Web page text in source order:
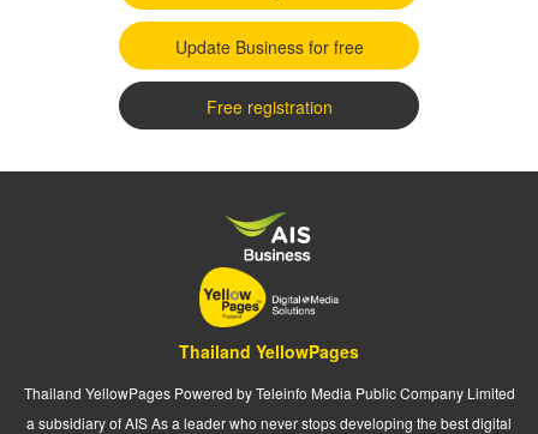
Update Business for free
Free registration
Thailand YellowPages
Thailand YellowPages Powered by Teleinfo Media Public Company Limited
a subsidiary of AIS As a leader who never stops developing the best digital